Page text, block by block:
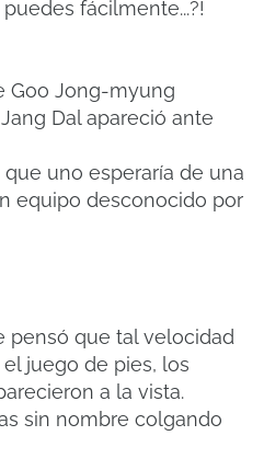
puedes fácilmente...?!
Goo Jong-myung
Dal apareció ante
uno esperaría de una
equipo desconocido por
pensó que tal velocidad
juego de pies, los
a la vista.
sin nombre colgando